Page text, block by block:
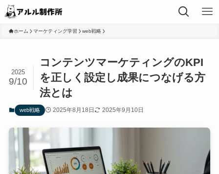
ホーム マーケティング学習 web戦略
コンテンツマーケティングのKPI
を正しく設定し成果につなげる方
法とは
2025
9/10
web戦略 2025年8月18日 2025年9月10日